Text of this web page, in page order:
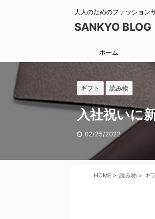
大人のためのファッション
SANKYO BLOG
ホーム
ギフト 読み物
入社祝いに
02/25/2022
HOME > 読み物 > ギ